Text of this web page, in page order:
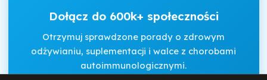
Dołącz do 600k+ społeczności
Otrzymuj sprawdzone porady o zdrowym
odżywianiu, suplementacji i walce z chorobami
autoimmunologicznymi.